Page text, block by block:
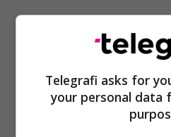
Telegrafi asks for
your personal data